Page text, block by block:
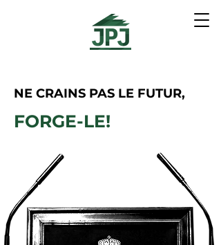
NE CRAINS PAS LE FUTUR,
FORGE-LE!